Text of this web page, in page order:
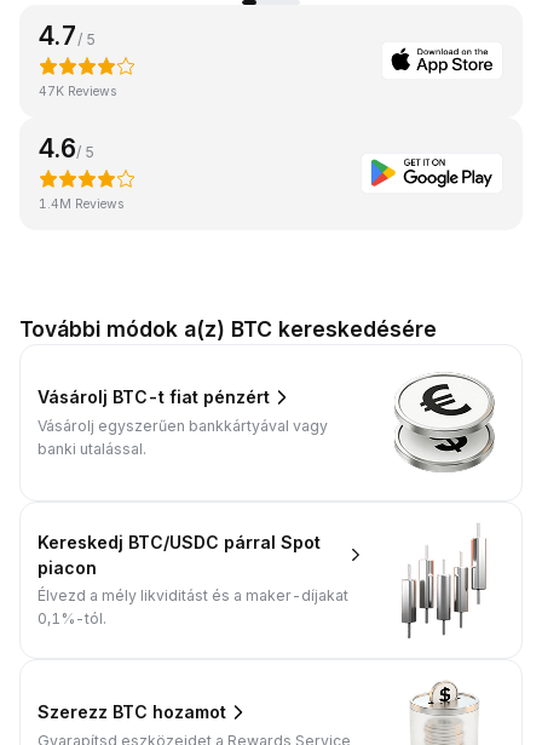
4.7 / 5
47K Reviews
4.6/ 5
1.4M Reviews
További módok a(z) BTC kereskedésére
Vásárolj BTC-t fiat pénzért
Vásárolj egyszerűen bankkártyával vagy
banki utalással.
Kereskedj BTC/USDC párral Spot
piacon
Élvezd a mély likviditást és a maker-díjakat
0,1%-tól.
Szerezz BTC hozamot
Gyarapítsd eszközeidet a Rewards Service